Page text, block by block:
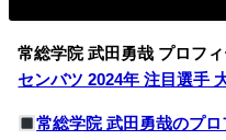
常総学院 武田勇哉 プロフ
センバツ 2024年 注目選手
常総学院 武田勇哉のプ